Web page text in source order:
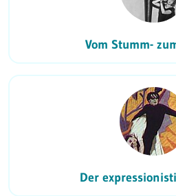
Vom Stumm-
Der